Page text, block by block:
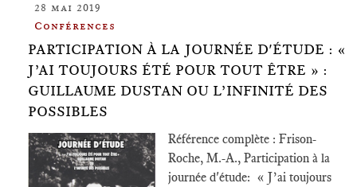
28 mai 2019
Conférences
PARTICIPATION À LA JOURNÉE D'ÉTUDE : «
J’AI TOUJOURS ÉTÉ POUR TOUT ÊTRE » :
GUILLAUME DUSTAN OU L’INFINITÉ DES
POSSIBLES
Référence complète : Frison-
Roche, M.-A., Participation à la
journée d'étude: « J’ai toujours